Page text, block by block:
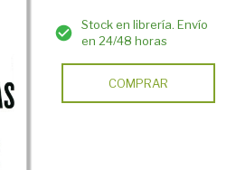
Stock en librería. Envío
en 24/48 horas
COMPRAR